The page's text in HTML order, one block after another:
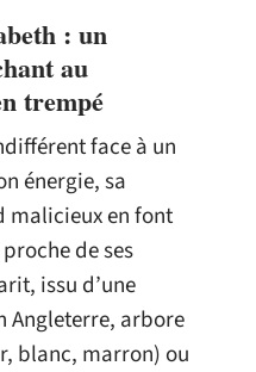
: un
au
trempé
face à un
énergie, sa
malicieux en font
de ses
issu d’une
Angleterre, arbore
blanc, marron) ou